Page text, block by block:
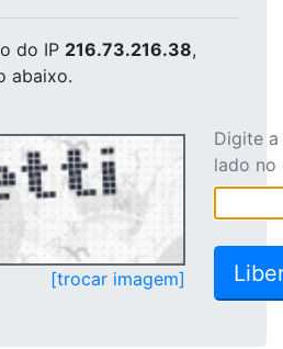
do IP 216.73.216.38,
abaixo.
[trocar imagem]
Digite
lado no